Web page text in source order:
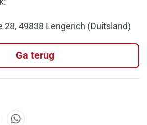
28, 49838 Lengerich (Duitsland)
Ga terug